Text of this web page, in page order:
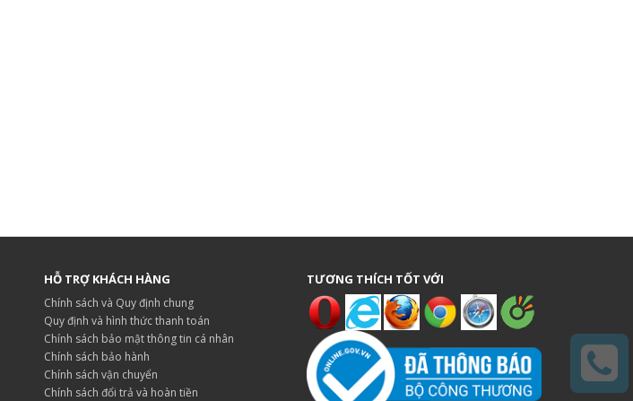
HỖ TRỢ KHÁCH HÀNG
Chính sách và Quy định chung
Quy định và hình thức thanh toán
Chính sách bảo mật thông tin cá nhân
Chính sách bảo hành
Chính sách vận chuyển
Chính sách đổi trả và hoàn tiền
TƯƠNG THÍCH TỐT VỚI